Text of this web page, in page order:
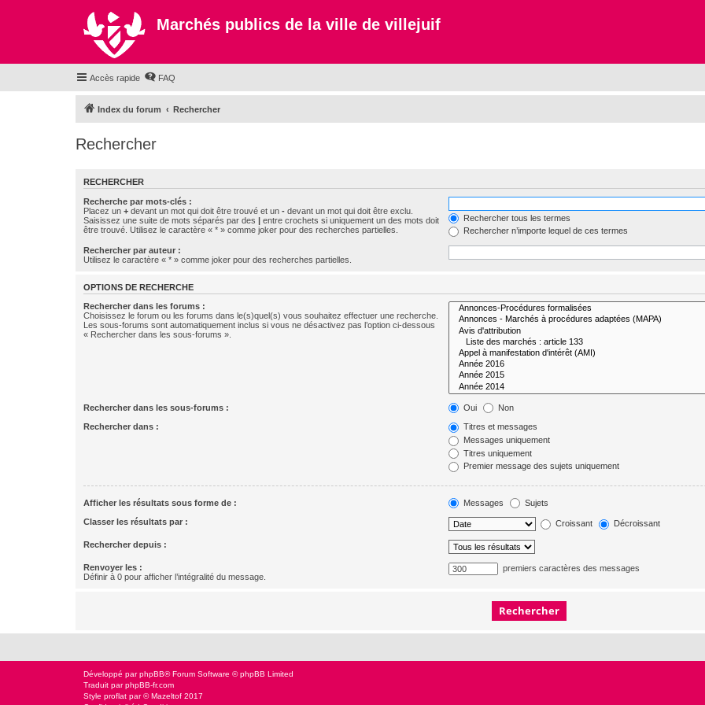
Marchés publics de la ville de villejuif
Accès rapide FAQ
Index du forum Rechercher
Rechercher
RECHERCHER
Recherche par mots-clés :
Placez un + devant un mot qui doit être trouvé et un - devant un mot qui doit être exclu.
Saisissez une suite de mots séparés par des | entre crochets si uniquement un des mots doit
être trouvé. Utilisez le caractère « * » comme joker pour des recherches partielles.
Rechercher tous les termes
Rechercher n’importe lequel de ces termes
Rechercher par auteur :
Utilisez le caractère « * » comme joker pour des recherches partielles.
OPTIONS DE RECHERCHE
Rechercher dans les forums :
Choisissez le forum ou les forums dans le(s)quel(s) vous souhaitez effectuer une recherche.
Les sous-forums sont automatiquement inclus si vous ne désactivez pas l’option ci-dessous
« Rechercher dans les sous-forums ».
Rechercher dans les sous-forums : Oui Non
Rechercher dans :
Titres et messages
Messages uniquement
Titres uniquement
Premier message des sujets uniquement
Afficher les résultats sous forme de : Messages Sujets
Classer les résultats par : Croissant Décroissant
Rechercher depuis :
Renvoyer les :
Définir à 0 pour afficher l’intégralité du message.
premiers caractères des messages
Développé parphpBB® Forum Software © phpBB Limited
Traduit parphpBB-fr.com
Style proflat par © Mazeltof 2017